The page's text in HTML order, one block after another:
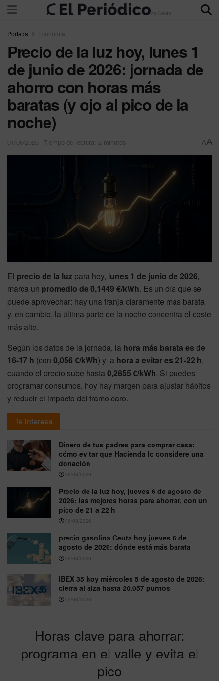
Portada Economía
Precio de la luz hoy, lunes 1
de junio de 2026: jornada de
ahorro con horas más
baratas (y ojo al pico de la
noche)
01/06/2026 Tiempo de lectura: 2 minutos AA
El precio de la luz para hoy, lunes 1 de junio de 2026,
marca un promedio de 0,1449 €/kWh. Es un día que se
puede aprovechar: hay una franja claramente más barata
y, en cambio, la última parte de la noche concentra el coste
más alto.
Según los datos de la jornada, la hora más barata es de
16-17 h (con 0,056 €/kWh) y la hora a evitar es 21-22 h,
cuando el precio sube hasta0,2855 €/kWh. Si puedes
programar consumos, hoy hay margen para ajustar hábitos
y reducir el impacto del tramo caro.
Te interesa
Dinero de tus padres para comprar casa:
cómo evitar que Hacienda lo considere una
donación
06/08/2026
Precio de la luz hoy, jueves 6 de agosto de
2026: las mejores horas para ahorrar, con un
pico de 21 a 22 h
06/08/2026
precio gasolina Ceuta hoy jueves 6 de
agosto de 2026: dónde está más barata
06/08/2026
IBEX 35 hoy miércoles 5 de agosto de 2026:
cierra al alza hasta 20.057 puntos
05/08/2026
Horas clave para ahorrar:
programa en el valle y evita el
pico